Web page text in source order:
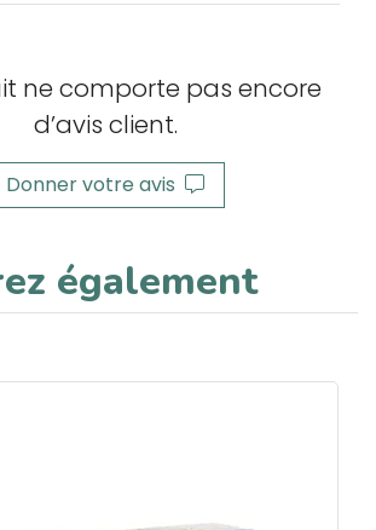
ne comporte pas encore
d’avis client.
Donner votre avis
également